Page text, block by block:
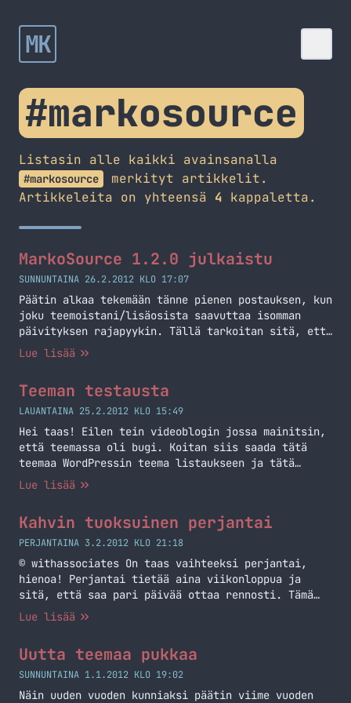
MK
#markosource
Listasin alle kaikki avainsanalla
#markosource
merkityt artikkelit.
Artikkeleita on yhteensä 4 kappaletta.
MarkoSource 1.2.0 julkaistu
SUNNUNTAINA 26.2.2012 KLO 17:07
Päätin alkaa tekemään tänne pienen postauksen, kun
joku teemoistani/lisäosista saavuttaa isomman
päivityksen rajapyykin. Tällä tarkoitan sitä, että
versionumero kasvaa joko esimerkiksi 1.7.8 –>
1.2.1 –> 1.2.2. Toivottavasti pysyitte kärryillä
edes jotenkin. MarkoSource on siis tämä teema mitä
käytän kirjoitus hetkellä MarkoKaartinen.netissä.
Päivitin… Jatka lukemista MarkoSource 1.2.0
julkaistu
Lue lisää
Teeman testausta
LAUANTAINA 25.2.2012 KLO 15:49
Hei taas! Eilen tein videoblogin jossa mainitsin,
että teemassa oli bugi. Koitan siis saada tätä
teemaa WordPressin teema listaukseen ja tätä
kautta teille saataville mahdollisimman helposti.
Mikäli huomaat tällä sivustolla jotain outoa niin
voit ilmoittaa siitä suoraan Githubissa olevaan
Issues osioon. Pääset sinne tästä (Issue-lista).…
Jatka lukemista Teeman testausta
Lue lisää
Kahvin tuoksuinen perjantai
PERJANTAINA 3.2.2012 KLO 21:18
© withassociates On taas vaihteeksi perjantai,
hienoa! Perjantai tietää aina viikonloppua ja
sitä, että saa pari päivää ottaa rennosti. Tämä
perjantai ei ollut se vahvin mahdollinen sillä
kahville tämän päivän jälkeen. Joskus näinkin
päin… Päivittelin ja tuunasin samalla tätä
teemaakin, huomaatte varmaan pieniä muutoksia.
Lue lisää
Uutta teemaa pukkaa
SUNNUNTAINA 1.1.2012 KLO 19:02
Näin uuden vuoden kunniaksi päätin viime vuoden